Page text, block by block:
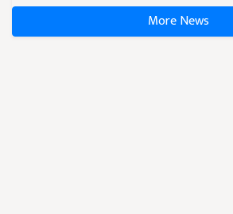
More News